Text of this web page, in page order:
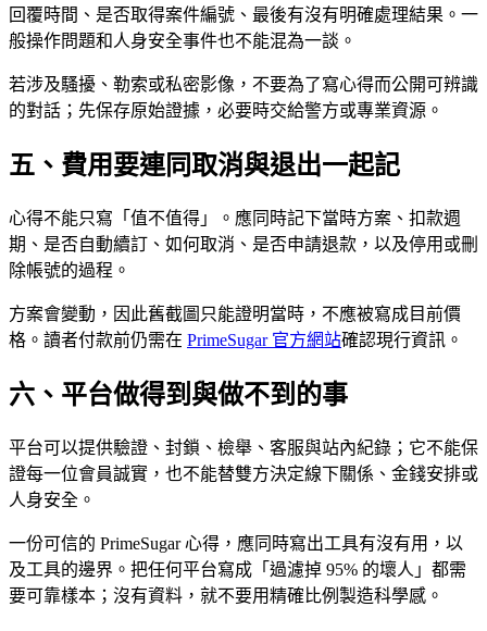
回覆時間、是否取得案件編號、最後有沒有明確處理結果。一
般操作問題和人身安全事件也不能混為一談。
若涉及騷擾、勒索或私密影像，不要為了寫心得而公開可辨識
的對話；先保存原始證據，必要時交給警方或專業資源。
五、費用要連同取消與退出一起記
心得不能只寫「值不值得」。應同時記下當時方案、扣款週
期、是否自動續訂、如何取消、是否申請退款，以及停用或刪
除帳號的過程。
方案會變動，因此舊截圖只能證明當時，不應被寫成目前價
格。讀者付款前仍需在 PrimeSugar 官方網站確認現行資訊。
六、平台做得到與做不到的事
平台可以提供驗證、封鎖、檢舉、客服與站內紀錄；它不能保
證每一位會員誠實，也不能替雙方決定線下關係、金錢安排或
人身安全。
一份可信的 PrimeSugar 心得，應同時寫出工具有沒有用，以
及工具的邊界。把任何平台寫成「過濾掉 95% 的壞人」都需
要可靠樣本；沒有資料，就不要用精確比例製造科學感。